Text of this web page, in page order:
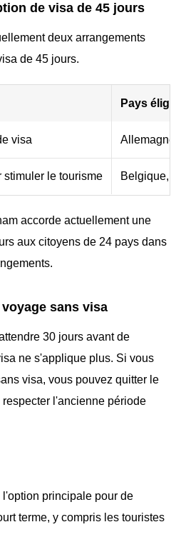
de visa de 45 jours
deux arrangements
de 45 jours.
Pays
visa Allemagne,
stimuler le tourisme Belgique,
accorde actuellement une
aux citoyens de 24 pays dans
sans visa
30 jours avant de
ne s'applique plus. Si vous
visa, vous pouvez quitter le
l'ancienne période
principale pour de
terme, y compris les touristes